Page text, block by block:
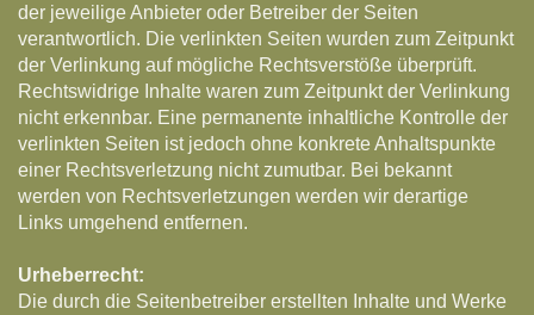
der jeweilige Anbieter oder Betreiber der Seiten
verantwortlich. Die verlinkten Seiten wurden zum Zeitpunkt
der Verlinkung auf mögliche Rechtsverstöße überprüft.
Rechtswidrige Inhalte waren zum Zeitpunkt der Verlinkung
nicht erkennbar. Eine permanente inhaltliche Kontrolle der
verlinkten Seiten ist jedoch ohne konkrete Anhaltspunkte
einer Rechtsverletzung nicht zumutbar. Bei bekannt
werden von Rechtsverletzungen werden wir derartige
Links umgehend entfernen.
Urheberrecht:
Die durch die Seitenbetreiber erstellten Inhalte und Werke